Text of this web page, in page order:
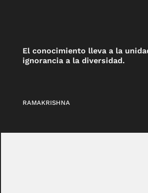
El conocimiento lleva a la
ignorancia a la diversidad.
RAMAKRISHNA